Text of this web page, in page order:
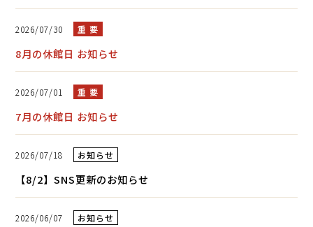
2026/07/30 重 要
8月の休館日 お知らせ
2026/07/01 重 要
7月の休館日 お知らせ
2026/07/18 お知らせ
【8/2】SNS更新のお知らせ
2026/06/07 お知らせ